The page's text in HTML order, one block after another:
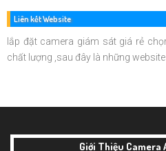
Liên kết Website
lắp đặt camera giám sát giá rẻ
chất lượng ,sau đây là những
Giới Thiệu Camera